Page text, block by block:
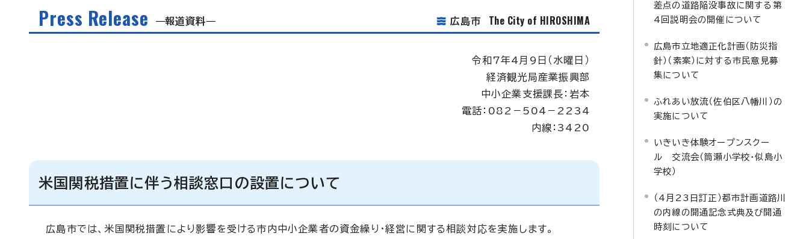
Press Release 報道資料 広島市 The City of HIROSHIMA
令和7年4月9日（水曜日）
経済観光局産業振興部
中小企業支援課長：岩本
電話：082－504－2234
内線：3420
米国関税措置に伴う相談窓口の設置について
広島市では、米国関税措置により影響を受ける市内中小企業者の資金繰り・経営に関する相談対応を実施します。
差点の道路陥没事故に関する第
4回説明会の開催について
広島市立地適正化計画（防災指
針）（素案）に対する市民意見募
集について
ふれあい放流（佐伯区八幡川）の
実施について
いきいき体験オープンスクー
ル 交流会（筒瀬小学校・似島小
学校）
（4月23日訂正）都市計画道路川
の内線の開通記念式典及び開通
時刻について